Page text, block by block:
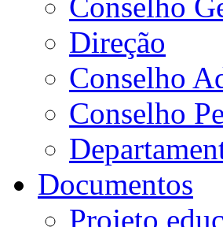
Direção
Conselho
Conselho
Documentos
Projeto